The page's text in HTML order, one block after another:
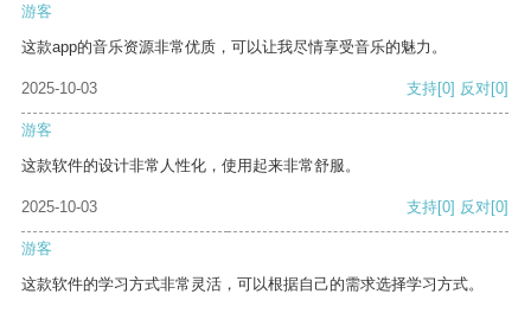
游客
这款app的音乐资源非常优质，可以让我尽情享受音乐的魅力。
2025-10-03 支持[0] 反对[0]
游客
这款软件的设计非常人性化，使用起来非常舒服。
2025-10-03 支持[0] 反对[0]
游客
这款软件的学习方式非常灵活，可以根据自己的需求选择学习方式。